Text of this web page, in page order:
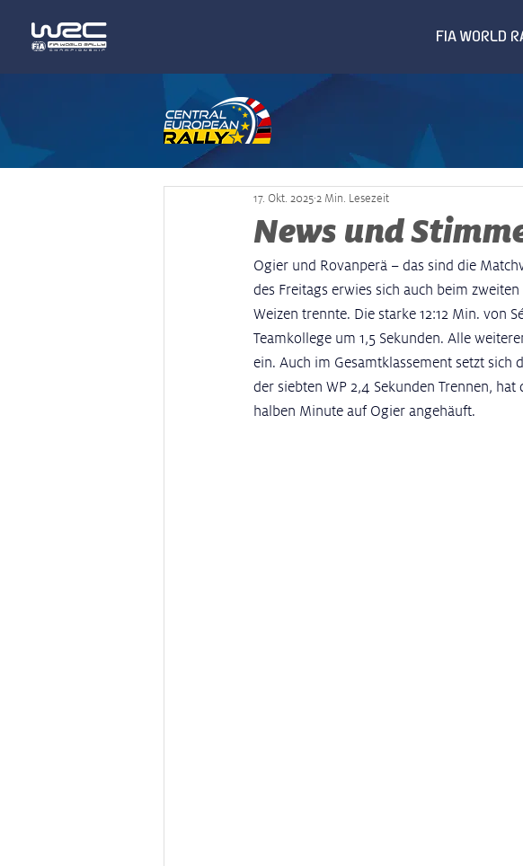
News und
17. Okt. 20252 Min. Lesezeit
Ogier und Rovanperä – das sind die
des Freitags erwies sich auch beim
Weizen trennte. Die starke 12:12 Min. von
Teamkollege um 1,5 Sekunden. Alle
ein. Auch im Gesamtklassement setzt sich
der siebten WP 2,4 Sekunden Trennen,
halben Minute auf Ogier angehäuft.